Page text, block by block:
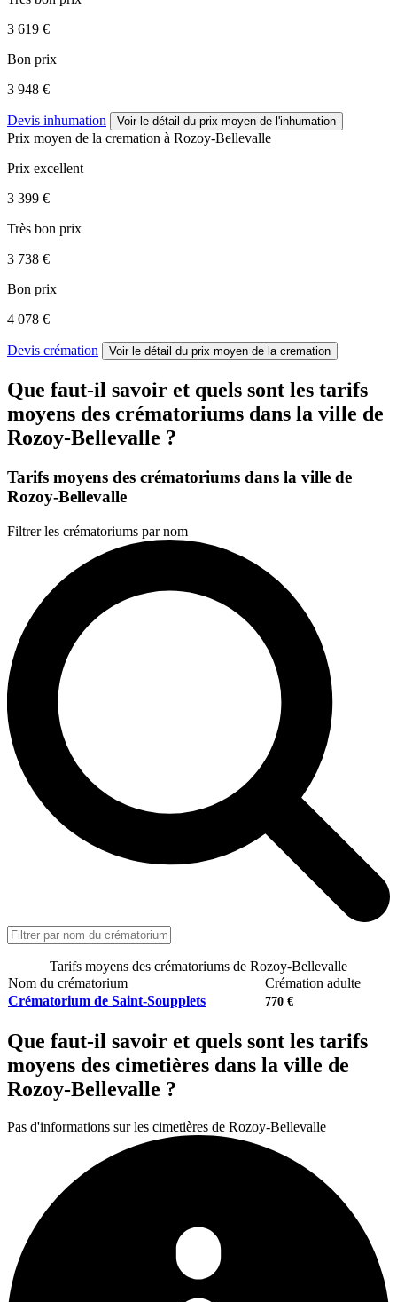
3 619 €
Bon prix
3 948 €
Devis inhumation Voir le détail du prix moyen de l'inhumation
Prix moyen de la cremation à Rozoy-Bellevalle
Prix excellent
3 399 €
Très bon prix
3 738 €
Bon prix
4 078 €
Devis crémation Voir le détail du prix moyen de la cremation
Que faut-il savoir et quels sont les tarifs
moyens des crématoriums dans la ville de
Rozoy-Bellevalle ?
Tarifs moyens des crématoriums dans la ville de
Rozoy-Bellevalle
Filtrer les crématoriums par nom
Tarifs moyens des crématoriums de Rozoy-Bellevalle
Nom du crématorium
Crémation adulte
Crématorium de Saint-Soupplets
770 €
Que faut-il savoir et quels sont les tarifs
moyens des cimetières dans la ville de
Rozoy-Bellevalle ?
Pas d'informations sur les cimetières de Rozoy-Bellevalle